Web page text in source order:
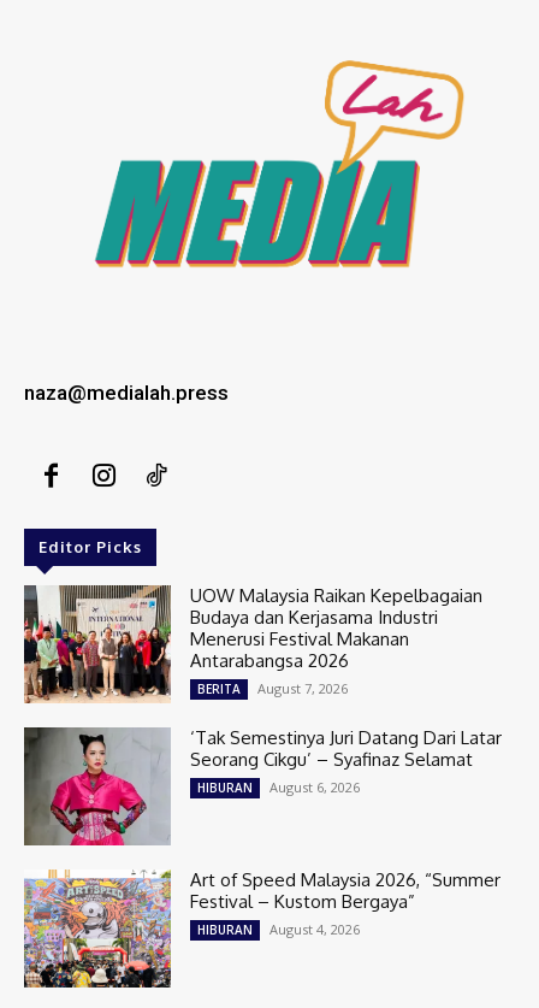
naza@medialah.press
Editor Picks
UOW Malaysia Raikan Kepelbagaian
Budaya dan Kerjasama Industri
Menerusi Festival Makanan
Antarabangsa 2026
BERITA August 7, 2026
‘Tak Semestinya Juri Datang Dari Latar
Seorang Cikgu’ – Syafinaz Selamat
HIBURAN August 6, 2026
Art of Speed Malaysia 2026, “Summer
Festival – Kustom Bergaya”
HIBURAN August 4, 2026